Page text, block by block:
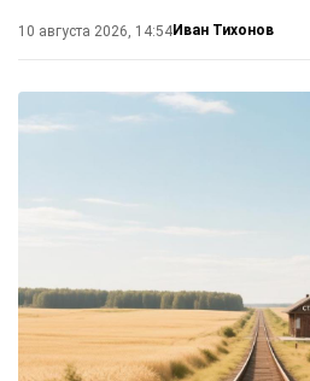
10 августа 2026, 14:54Иван Тихонов